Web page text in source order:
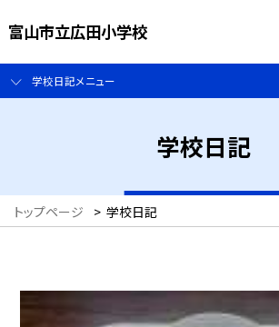
富山市立広田小学校
学校日記メニュー
学校日記
トップページ > 学校日記